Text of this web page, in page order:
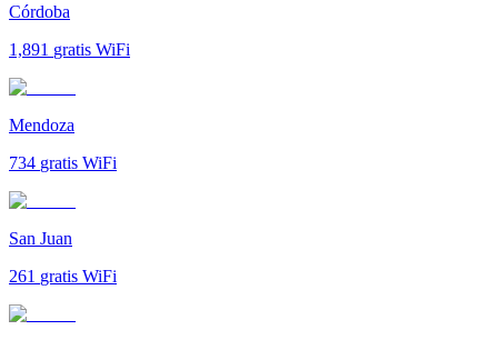
Córdoba
1,891 gratis WiFi
Mendoza
734 gratis WiFi
San Juan
261 gratis WiFi